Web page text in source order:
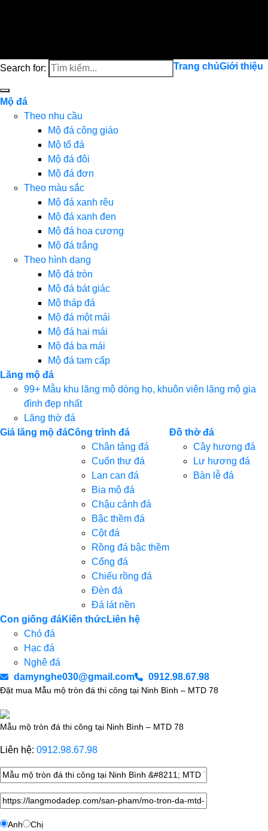
Search for: Trang chủGiới thiệu
Mộ đá
Theo nhu cầu
Mộ đá công giáo
Mộ tổ đá
Mộ đá đôi
Mộ đá đơn
Theo màu sắc
Mộ đá xanh rêu
Mộ đá xanh đen
Mộ đá hoa cương
Mộ đá trắng
Theo hình dạng
Mộ đá tròn
Mộ đá bát giác
Mộ tháp đá
Mộ đá một mái
Mộ đá hai mái
Mộ đá ba mái
Mộ đá tam cấp
Lăng mộ đá
99+ Mẫu khu lăng mộ dòng họ, khuôn viên lăng mộ gia
đình đẹp nhất
Lăng thờ đá
Giá lăng mộ đáCông trình đá
Chân tảng đá
Cuốn thư đá
Lan can đá
Bia mộ đá
Chậu cảnh đá
Bậc thềm đá
Cột đá
Rồng đá bậc thềm
Cổng đá
Chiếu rồng đá
Đèn đá
Đá lát nền
Đồ thờ đá
Cây hương đá
Lư hương đá
Bàn lễ đá
Con giống đá
Chó đá
Hạc đá
Nghê đá
Kiến thứcLiên hệ
damynghe030@gmail.com 0912.98.67.98
Đặt mua Mẫu mộ tròn đá thi công tại Ninh Bình – MTD 78
Mẫu mộ tròn đá thi công tại Ninh Bình – MTD 78
Liên hệ: 0912.98.67.98
Anh Chị